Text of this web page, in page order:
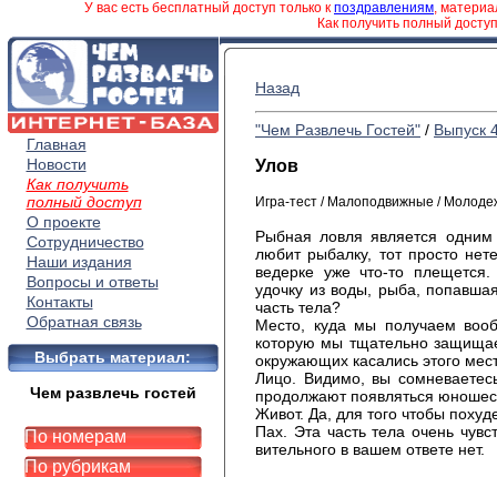
У вас есть бесплатный доступ только к поздравлениям,
Как получить полный
Главная
Новости
Как получить
полный доступ
О проекте
Сотрудничество
Наши издания
Вопросы и ответы
Контакты
Обратная связь
Выбрать материал:
Чем развлечь гостей
По номерам
По рубрикам
Назад
"Чем Развлечь Гостей" / Выпуск
Улов
Игра-тест / Малоподвижные /
Рыбная ловля является
любит рыбалку, тот просто
ведерке уже что-то
удочку из воды, рыба,
часть тела?
Место, куда мы получаем
которую мы тщательно
окружающих касались этого
Лицо. Видимо, вы
продолжают появляться
Живот. Да, для того чтобы
Пах. Эта часть тела очень
вительного в вашем ответе нет.